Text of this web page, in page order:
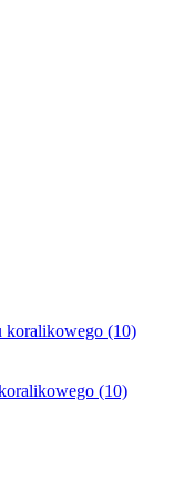
koralikowego (10)
(10)